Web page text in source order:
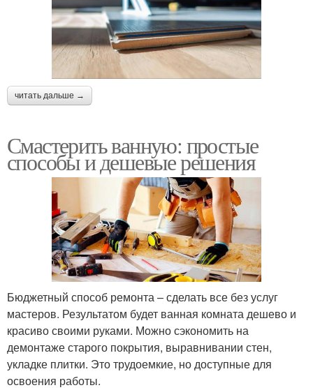
читать дальше →
Смастерить ванную: простые
способы и дешевые решения
Бюджетный способ ремонта – сделать все без услуг
мастеров. Результатом будет ванная комната дешево и
красиво своими руками. Можно сэкономить на
демонтаже старого покрытия, выравнивании стен,
укладке плитки. Это трудоемкие, но доступные для
освоения работы.